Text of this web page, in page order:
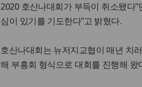
2020 호산나대회가 부득이 취소됐다
심이 있기를 기도한다”고 밝혔다.
호산나대회는 뉴저지교협이 매년 치
해 부흥회 형식으로 대회를 진행해 왔